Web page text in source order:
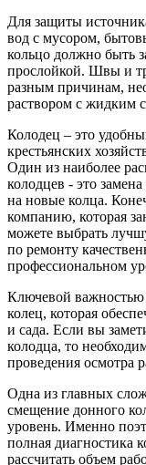
Для защиты
вод с мусором,
кольцо должно быть
прослойкой. Швы и
разным причинам,
раствором с жидким
Колодец – это
крестьянских
Один из наиболее
колодцев - это
на новые колца.
компанию, которая
можете выбрать
по ремонту
профессиональном
Ключевой важностью
колец, которая
и сада. Если вы
колодца, то
проведения осмотра
Одна из главных
смещение донного
уровень. Именно
полная диагностика
рассчитать объем